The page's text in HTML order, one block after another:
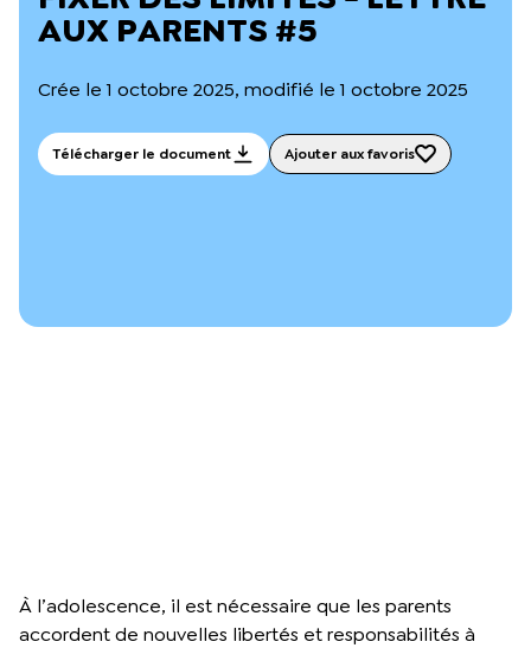
Notre documentation
Ressources pour les parents
Podcast 🎙️
L’équipe du Crips
AUX PARENTS #5
Crée le 1 octobre 2025, modifié le 1 octobre 2025
Télécharger le document Ajouter aux favoris
À l’adolescence, il est nécessaire que les parents
accordent de nouvelles libertés et responsabilités à